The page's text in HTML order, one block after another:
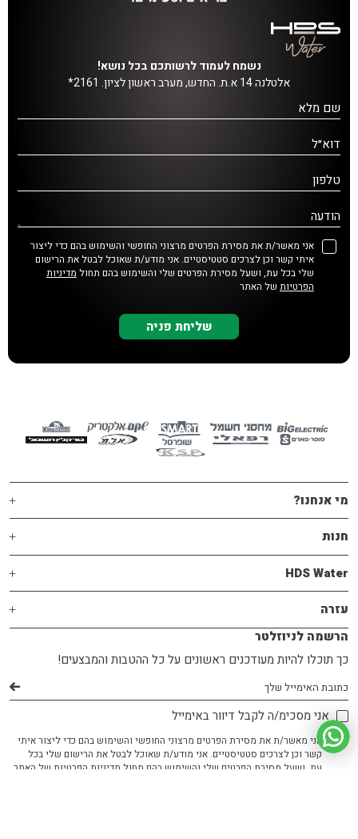
נשמח לעמוד לרשותכם בכל נושא!
אלטלנה 14 א.ת. החדש, מערב ראשון לציון. 2161*
שם מלא
דוא״ל
טלפון
הודעה
אני מאשר/ת את מסירת הפרטים מרצוני החופשי והשימוש בהם כדי ליצור
איתי קשר וכן לצרכים סטטיסטיים. אני מודע/ת שאוכל לבטל את הרישום
שלי בכל עת, ושעל מסירת הפרטים שלי והשימוש בהם תחול מדיניות
הפרטיות של האתר
הרשמה לניוזלטר
כך תוכלו להיות מעודכנים ראשונים על כל ההטבות והמבצעים!
דוא׳׳ל
אני מסכימ/ה לקבל דיוור באימייל
אני מאשר/ת את מסירת הפרטים מרצוני החופשי והשימוש בהם כדי ליצור איתי
קשר וכן לצרכים סטטיסטיים. אני מודע/ת שאוכל לבטל את הרישום שלי בכל
עת, ושעל מסירת הפרטים שלי והשימוש בהם תחול מדיניות הפרטיות של האתר
מי אנחנו?
חנות
HDS Water
עזרה